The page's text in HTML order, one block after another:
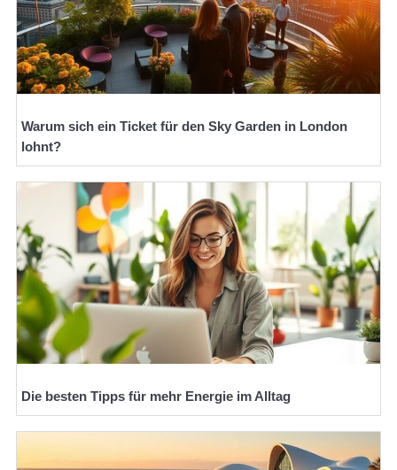
Warum sich ein Ticket für den Sky Garden in London
lohnt?
Die besten Tipps für mehr Energie im Alltag